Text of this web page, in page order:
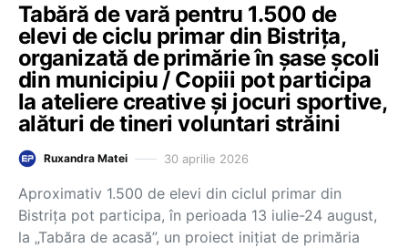
Tabără de vară pentru 1.500 de
elevi de ciclu primar din Bistrița,
organizată de primărie în șase școli
din municipiu / Copiii pot participa
la ateliere creative și jocuri sportive,
alături de tineri voluntari străini
Ruxandra Matei 30 aprilie 2026
Aproximativ 1.500 de elevi din ciclul primar din
Bistrița pot participa, în perioada 13 iulie-24 august,
la „Tabăra de acasă”, un proiect inițiat de primăria